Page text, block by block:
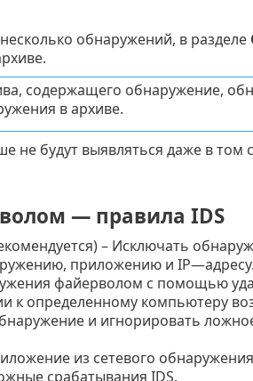
обнаружений, в разделе
содержащего обнаружение,
в архиве.
будут выявляться даже в том
— правила IDS
– Исключать
приложению и IP—адресу.
файерволом с помощью
к определенному компьютеру
и игнорировать
из сетевого
срабатывания IDS.